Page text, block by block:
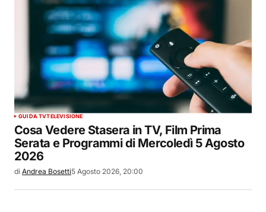
GUIDA TVTELEVISIONE
Cosa Vedere Stasera in TV, Film Prima
Serata e Programmi di Mercoledì 5 Agosto
2026
di Andrea Bosetti5 Agosto 2026, 20:00